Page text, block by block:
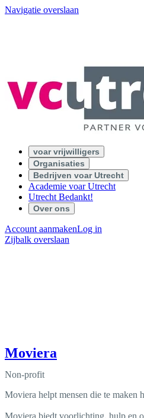
Navigatie overslaan
voar vrijwilligers
Organisaties
Bedrijven voar Utrecht
Academie voar Utrecht
Utrecht Bedankt!
Over ons
Account aanmakenLog in
Zijbalk overslaan
Moviera
Non-profit
Moviera helpt mensen die te maken
Moviera biedt voorlichting, hulp en